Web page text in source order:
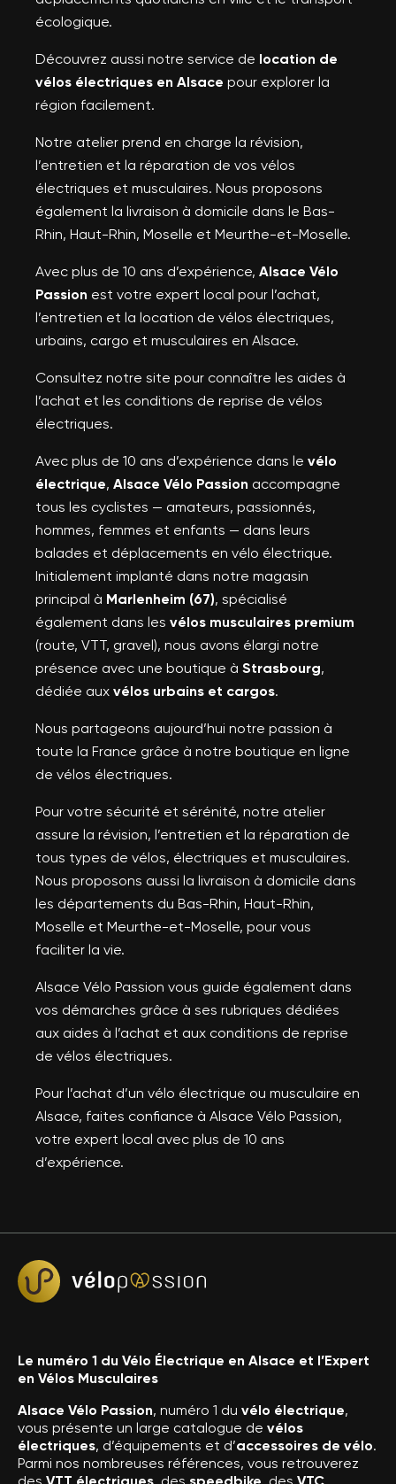
écologique.
Découvrez aussi notre service de location de
vélos électriques en Alsace pour explorer la
région facilement.
Notre atelier prend en charge la révision,
l’entretien et la réparation de vos vélos
électriques et musculaires. Nous proposons
également la livraison à domicile dans le Bas-
Rhin, Haut-Rhin, Moselle et Meurthe-et-Moselle.
Avec plus de 10 ans d’expérience, Alsace Vélo
Passion est votre expert local pour l’achat,
l’entretien et la location de vélos électriques,
urbains, cargo et musculaires en Alsace.
Consultez notre site pour connaître les aides à
l’achat et les conditions de reprise de vélos
électriques.
Avec plus de 10 ans d’expérience dans le vélo
électrique, Alsace Vélo Passion accompagne
tous les cyclistes — amateurs, passionnés,
hommes, femmes et enfants — dans leurs
balades et déplacements en vélo électrique.
Initialement implanté dans notre magasin
principal à Marlenheim (67), spécialisé
également dans les vélos musculaires premium
(route, VTT, gravel), nous avons élargi notre
présence avec une boutique à Strasbourg,
dédiée aux vélos urbains et cargos.
Nous partageons aujourd’hui notre passion à
toute la France grâce à notre boutique en ligne
de vélos électriques.
Pour votre sécurité et sérénité, notre atelier
assure la révision, l’entretien et la réparation de
tous types de vélos, électriques et musculaires.
Nous proposons aussi la livraison à domicile dans
les départements du Bas-Rhin, Haut-Rhin,
Moselle et Meurthe-et-Moselle, pour vous
faciliter la vie.
Alsace Vélo Passion vous guide également dans
vos démarches grâce à ses rubriques dédiées
aux aides à l’achat et aux conditions de reprise
de vélos électriques.
Pour l’achat d’un vélo électrique ou musculaire en
Alsace, faites confiance à Alsace Vélo Passion,
votre expert local avec plus de 10 ans
d’expérience.
Le numéro 1 du Vélo Électrique en Alsace et l’Expert
en Vélos Musculaires
Alsace Vélo Passion, numéro 1 du vélo électrique,
vous présente un large catalogue de vélos
électriques, d’équipements et d’accessoires de vélo.
Parmi nos nombreuses références, vous retrouverez
des VTT électriques, des speedbike, des VTC